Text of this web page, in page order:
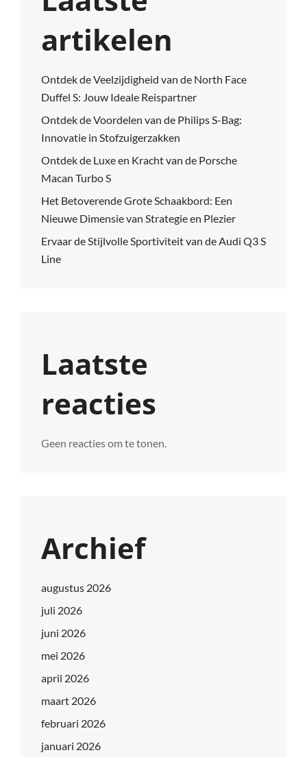
artikelen
Ontdek de Veelzijdigheid van de North Face
Duffel S: Jouw Ideale Reispartner
Ontdek de Voordelen van de Philips S-Bag:
Innovatie in Stofzuigerzakken
Ontdek de Luxe en Kracht van de Porsche
Macan Turbo S
Het Betoverende Grote Schaakbord: Een
Nieuwe Dimensie van Strategie en Plezier
Ervaar de Stijlvolle Sportiviteit van de Audi Q3 S
Line
Laatste
reacties
Geen reacties om te tonen.
Archief
augustus 2026
juli 2026
juni 2026
mei 2026
april 2026
maart 2026
februari 2026
januari 2026